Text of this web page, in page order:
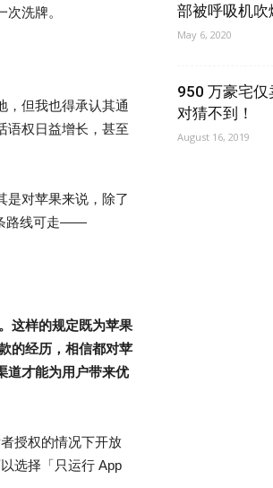
洗牌。
，但我也得承认其通
语权日益增长，甚至
是对苹果来说，除了
路线可走——
这样的规定既为苹果
的经历，相信都对苹
道才能为用户带来优
授权的情况下开放
选择「只运行 App
部被呼吸机吹
May 6, 2020
950 万豪宅
对猜不到！
August 16, 2019